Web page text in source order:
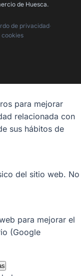
de Huesca.
de privacidad·
para mejorar
relacionada con
sus hábitos de
del sitio web. No
para mejorar el
(Google